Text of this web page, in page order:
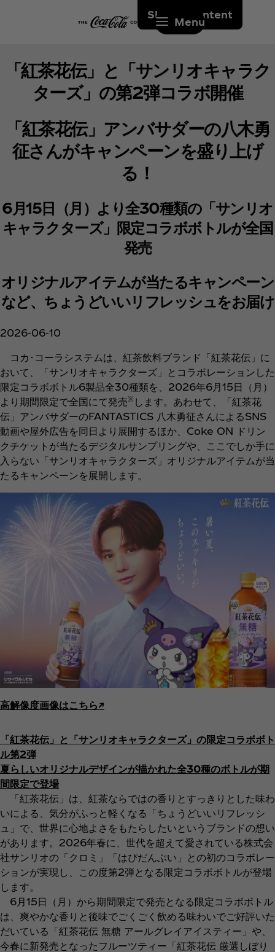
Skip to content
Menu
「紅茶花伝」と「サンリオキャラク
ターズ」の第2弾コラボ開催
「紅茶花伝」アンバサダーの八木勇
征さんがキャンペーンを盛り上げ
る！
6月15日（月）より全30種類の「サンリオ
キャラクターズ」限定コラボボトルが全国
発売
オリジナルアイテムが当たるキャンペーン
など、ちょうどいいリフレッシュをお届け
2026-06-10
コカ･コーラシステムは、紅茶飲料ブランド「紅茶花伝」に
おいて、「サンリオキャラクターズ」とコラボレーションした
限定コラボボトル6製品全30種類を、2026年6月15日（月）
より期間限定で全国にて発売※ します。あわせて、「紅茶花
伝」アンバサダーのFANTASTICS 八木勇征さんによるSNS
動画や屋外広告を同日より展開するほか、Coke ON ドリン
クチケットが当たるデジタルサンプリングや、ここでしか手に
入らない「サンリオキャラクターズ」オリジナルアイテムが当
たるキャンペーンを展開します。
高解像度画像はこちら↗︎
「紅茶花伝」と「サンリオキャラクターズ」の限定コラボボト
ル第2弾
夏らしいオリジナルデザインが描かれた全30種のボトルが期
間限定で登場
「紅茶花伝」は、紅茶ならではの香りとすっきりとした味わ
いによる、気分がふっと軽くなる「ちょうどいいリフレッシ
ュ」で、世界に心地よさをもたらしたいというブランドの想い
があります。2026年春に、世代を超えて愛されている株式会
社サンリオの「クロミ」「はぴだんぶい」との初のコラボレー
ションが実現し、この度第2弾となる限定コラボボトルが登場
します。
6月15日（月）から期間限定で発売となる限定コラボボトル
は、爽やかな香りと後味でごくごく飲める味わいでご好評いた
だいている「紅茶花伝 無糖 アールグレイアイスティー」や、
今春に新発売となったフルーツティー「紅茶花伝 厳選しぼり